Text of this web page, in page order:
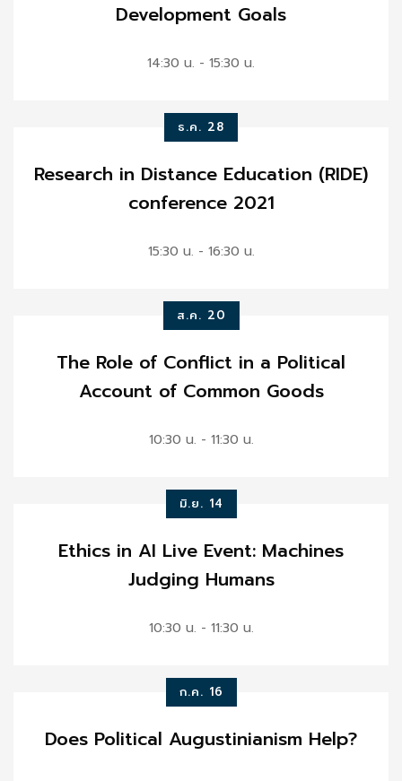
Development Goals
14:30 น. - 15:30 น.
ธ.ค. 28
Research in Distance Education (RIDE)
conference 2021
15:30 น. - 16:30 น.
ส.ค. 20
The Role of Conflict in a Political
Account of Common Goods
10:30 น. - 11:30 น.
มิ.ย. 14
Ethics in AI Live Event: Machines
Judging Humans
10:30 น. - 11:30 น.
ก.ค. 16
Does Political Augustinianism Help?